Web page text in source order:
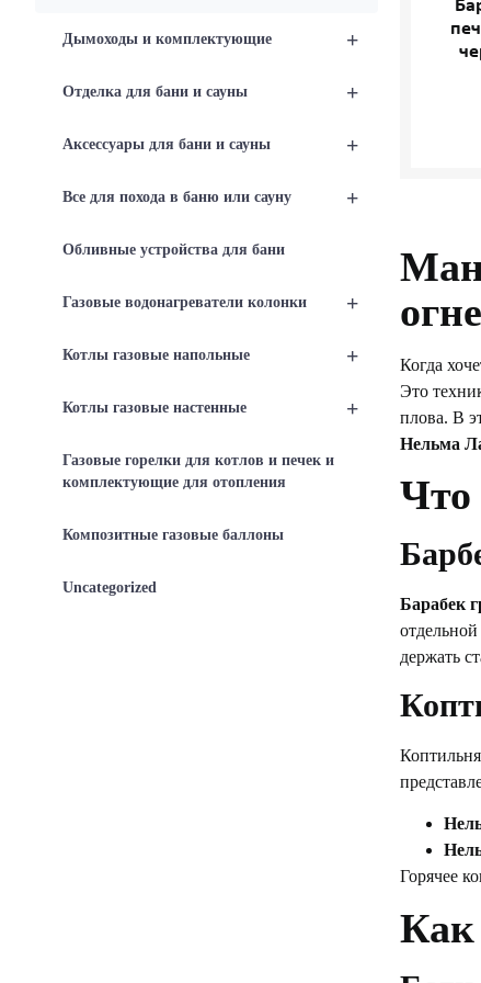
+
Дымоходы и комплектующие
+
Отделка для бани и сауны
+
Аксессуары для бани и сауны
+
Все для похода в баню или сауну
Обливные устройства для бани
+
Газовые водонагреватели колонки
+
Котлы газовые напольные
+
Котлы газовые настенные
Газовые горелки для котлов и печек и
комплектующие для отопления
Композитные газовые баллоны
Uncategorized
Когда
Это
плова. В
Нельма
Что
Барабек
держать
Горячее
Как